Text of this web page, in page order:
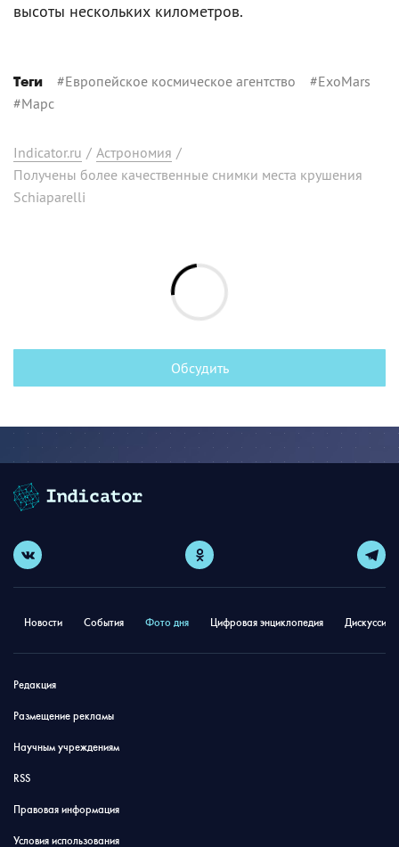
высоты нескольких километров.
Теги #Европейское космическое агентство #ExoMars
#Марс
Indicator.ru / Астрономия /
Получены более качественные снимки места крушения
Schiaparelli
Обсудить
Новости События Фото дня Цифровая энциклопедия
Редакция
Размещение рекламы
Научным учреждениям
RSS
Правовая информация
Условия использования